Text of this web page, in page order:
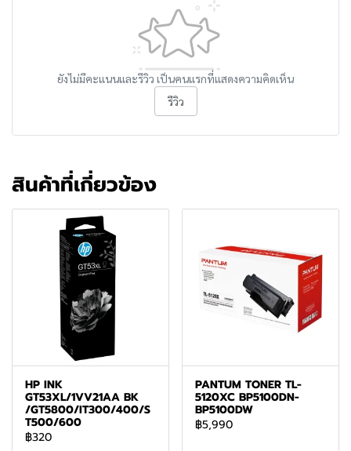
ยังไม่มีคะแนนและรีวิว เป็นคนแรกที่แสดงความคิดเห็น
รีวิว
สินค้าที่เกี่ยวข้อง
HP INK
GT53XL/1VV21AA BK
/GT5800/IT300/400/S
T500/600
฿320
PANTUM TONER TL-
5120XC BP5100DN-
BP5100DW
฿5,990